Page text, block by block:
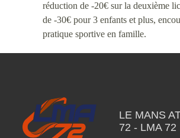
réduction de -20€ sur la deuxième
de -30€ pour 3 enfants et plus,
pratique sportive en famille.
LE MANS
72 - LMA 72